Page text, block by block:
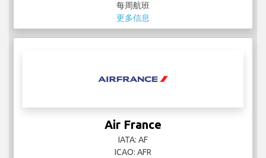
每周航班
更多信息
Air France
IATA: AF
ICAO: AFR